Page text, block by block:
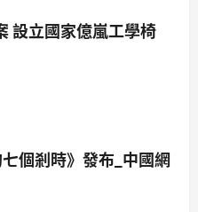
設立國家億嵐工學椅
個剎時》發布_中國網